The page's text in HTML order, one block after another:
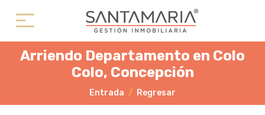
Arriendo Departamento en Colo
Colo, Concepción
Entrada Regresar